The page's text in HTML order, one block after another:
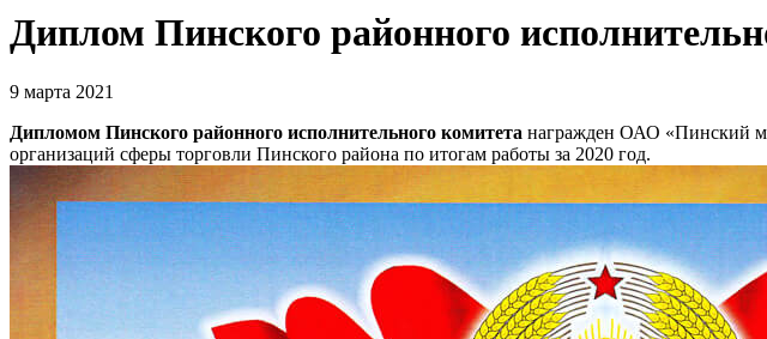
Диплом Пинского районного
9 марта 2021
Дипломом Пинского районного исполнительного комитета награжден ОАО «Пинский
организаций сферы торговли Пинского района по итогам работы за 2020 год.